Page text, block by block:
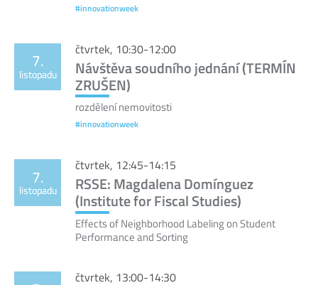
#innovationweek
7.
listopadu
čtvrtek, 10:30-12:00
Návštěva soudního jednání (TERMÍN
ZRUŠEN)
rozdělení nemovitosti
#innovationweek
7.
listopadu
čtvrtek, 12:45-14:15
RSSE: Magdalena Domínguez
(Institute for Fiscal Studies)
Effects of Neighborhood Labeling on Student
Performance and Sorting
čtvrtek, 13:00-14:30